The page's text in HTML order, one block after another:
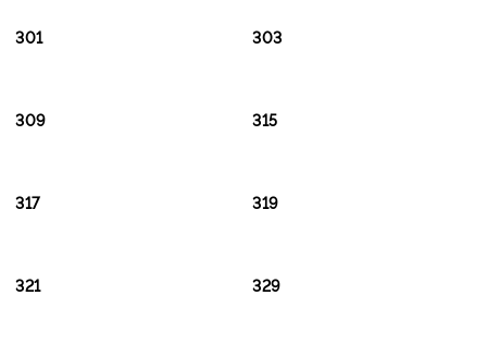
301 303
309 315
317 319
321 329